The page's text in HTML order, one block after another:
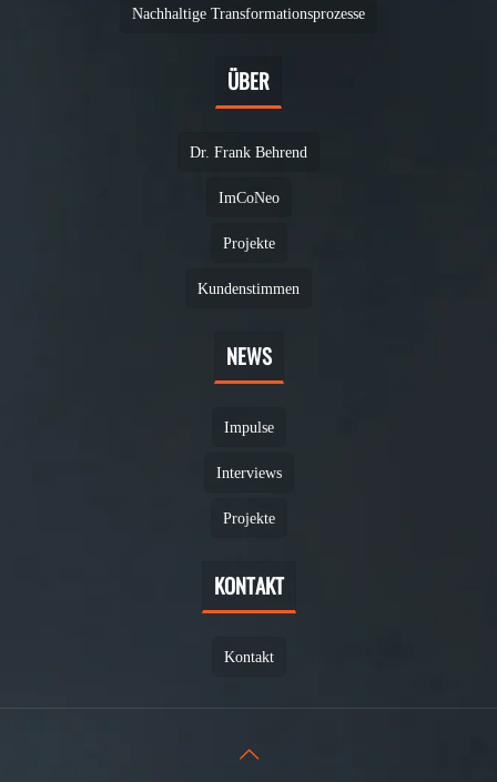
Nachhaltige Transformationsprozesse
ÜBER
Dr. Frank Behrend
ImCoNeo
Projekte
Kundenstimmen
NEWS
Impulse
Interviews
Projekte
KONTAKT
Kontakt